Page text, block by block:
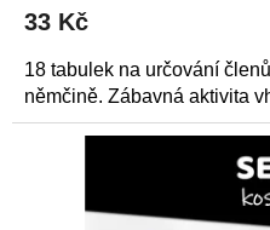
33 Kč
18 tabulek na určování
němčině. Zábavná aktivita